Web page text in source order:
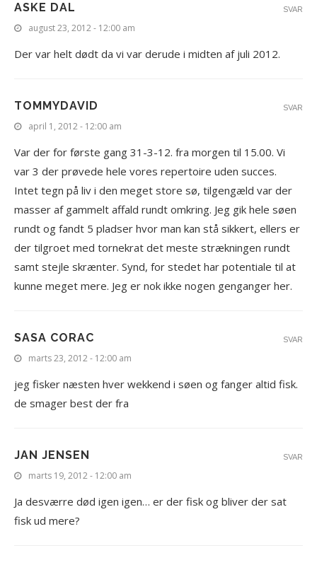
ASKE DAL
august 23, 2012 - 12:00 am
Der var helt dødt da vi var derude i midten af juli 2012.
SVAR
TOMMYDAVID
april 1, 2012 - 12:00 am
Var der for første gang 31-3-12. fra morgen til 15.00. Vi
var 3 der prøvede hele vores repertoire uden succes.
Intet tegn på liv i den meget store sø, tilgengæld var der
masser af gammelt affald rundt omkring. Jeg gik hele søen
rundt og fandt 5 pladser hvor man kan stå sikkert, ellers er
der tilgroet med tornekrat det meste strækningen rundt
samt stejle skrænter. Synd, for stedet har potentiale til at
kunne meget mere. Jeg er nok ikke nogen genganger her.
SVAR
SASA CORAC
marts 23, 2012 - 12:00 am
jeg fisker næsten hver wekkend i søen og fanger altid fisk.
de smager best der fra
SVAR
JAN JENSEN
marts 19, 2012 - 12:00 am
Ja desværre død igen igen… er der fisk og bliver der sat
fisk ud mere?
SVAR